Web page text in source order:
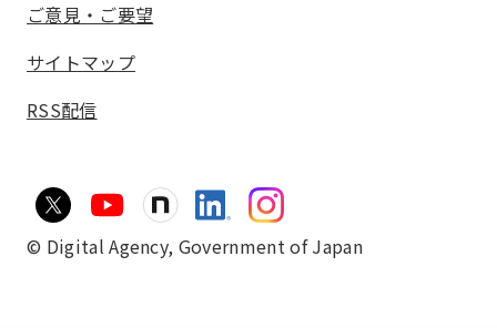
ご意見・ご要望
サイトマップ
RSS配信
© Digital Agency, Government of Japan